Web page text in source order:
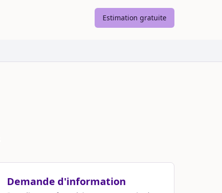
Estimation gratuite
Demande d'information